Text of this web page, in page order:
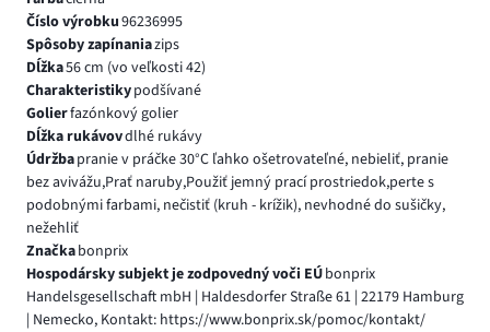
Číslo výrobku96236995
Spôsoby zapínaniazips
Dĺžka56 cm (vo veľkosti 42)
Charakteristikypodšívané
Golierfazónkový golier
Dĺžka rukávovdlhé rukávy
Údržbapranie v práčke 30°C ľahko ošetrovateľné, nebieliť, pranie
bez avivážu,Prať naruby,Použiť jemný prací prostriedok,perte s
podobnými farbami, nečistiť (kruh - krížik), nevhodné do sušičky,
nežehliť
Značkabonprix
Hospodársky subjekt je zodpovedný voči EÚbonprix
Handelsgesellschaft mbH | Haldesdorfer Straße 61 | 22179 Hamburg
| Nemecko, Kontakt: https://www.bonprix.sk/pomoc/kontakt/